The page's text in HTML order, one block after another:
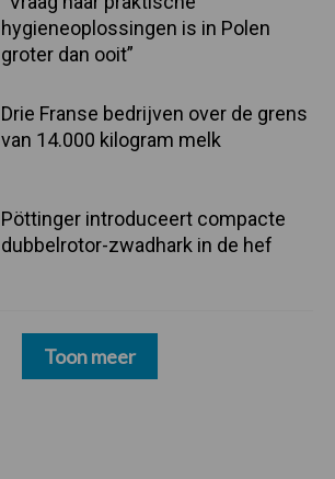
hygieneoplossingen is in Polen
groter dan ooit”
Drie Franse bedrijven over de grens
van 14.000 kilogram melk
Pöttinger introduceert compacte
dubbelrotor-zwadhark in de hef
Toon meer